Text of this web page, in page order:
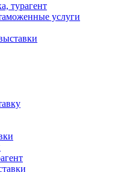
турагент
услуги